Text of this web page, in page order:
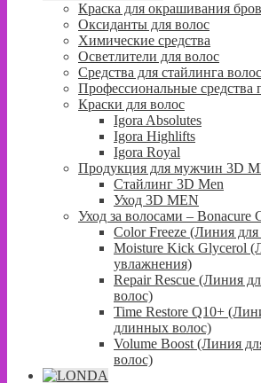
Краска для окрашивания
Оксиданты для волос
Химические средства
Осветлители для волос
Средства для стайлинга волос
Профессиональные средства
Краски для волос
Igora Absolutes
Igora Highlifts
Igora Royal
Продукция для мужчин 3D
Стайлинг 3D Men
Уход 3D MEN
Уход за волосами – Bonacure
Color Freeze (Линия
Moisture Kick Glycerol
увлажнения)
Repair Rescue (Линия
волос)
Time Restore Q10+
длинных волос)
Volume Boost (Линия
волос)